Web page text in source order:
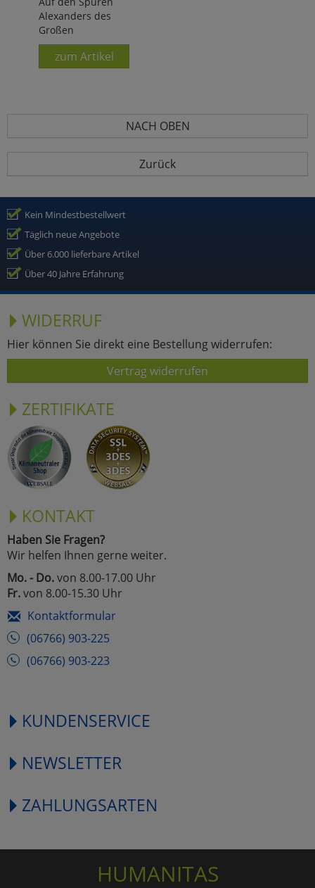
Alexanders des
Großen
zum Artikel
NACH OBEN
Zurück
Kein Mindestbestellwert
Täglich neue Angebote
Über 6.000 lieferbare Artikel
Über 40 Jahre Erfahrung
WIDERRUF
Hier können Sie direkt eine Bestellung widerrufen:
Vertrag widerrufen
ZERTIFIKATE
KONTAKT
Haben Sie Fragen?
Wir helfen Ihnen gerne weiter.
Mo. - Do.von 8.00-17.00 Uhr
Fr.von 8.00-15.30 Uhr
Kontaktformular
(06766) 903-225
(06766) 903-223
KUNDENSERVICE
NEWSLETTER
ZAHLUNGSARTEN
HUMANITAS